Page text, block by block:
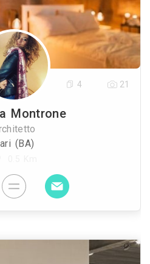
Montrone
(BA)
4 21